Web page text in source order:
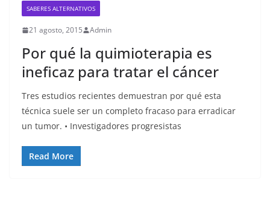
SABERES ALTERNATIVOS
21 agosto, 2015 Admin
Por qué la quimioterapia es
ineficaz para tratar el cáncer
Tres estudios recientes demuestran por qué esta
técnica suele ser un completo fracaso para erradicar
un tumor. • Investigadores progresistas
Read More